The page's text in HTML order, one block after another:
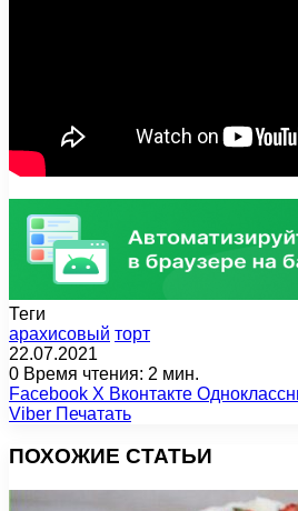
Теги
арахисовый торт
22.07.2021
0 Время чтения: 2 мин.
Facebook X Вконтакте
Viber Печатать
ПОХОЖИЕ СТАТЬИ